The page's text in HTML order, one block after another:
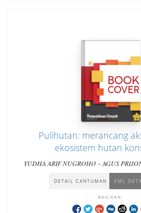
Pulihutan: merancang
ekosistem hutan
YUDHA ARIF NUGROHO - AGUS
INDRASWATI
DETAIL CANTUMAN XML
BAGIKAN: